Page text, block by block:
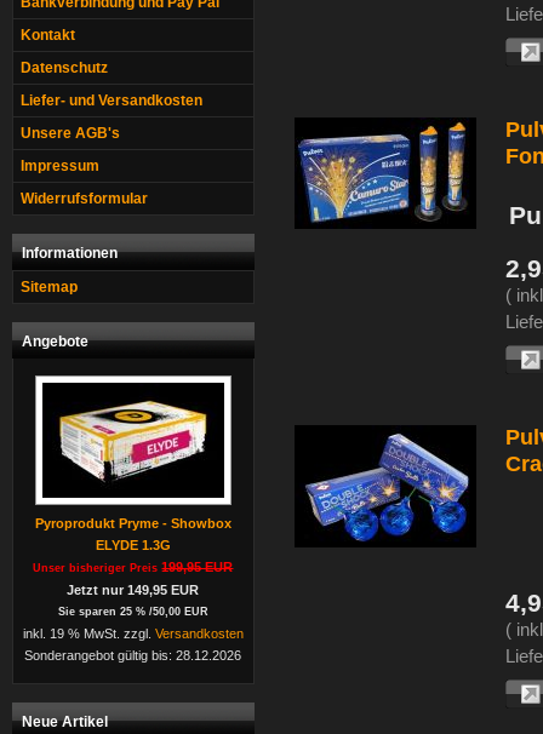
Kontakt
Datenschutz
Liefer- und Versandkosten
Unsere AGB's
Impressum
Widerrufsformular
Informationen
Sitemap
Angebote
Pyroprodukt Pryme - Showbox
ELYDE 1.3G
Unser bisheriger Preis199,95 EUR
Jetzt nur 149,95 EUR
Sie sparen 25 % /50,00 EUR
inkl. 19 % MwSt. zzgl. Versandkosten
Sonderangebot gültig bis: 28.12.2026
Neue Artikel
(
(